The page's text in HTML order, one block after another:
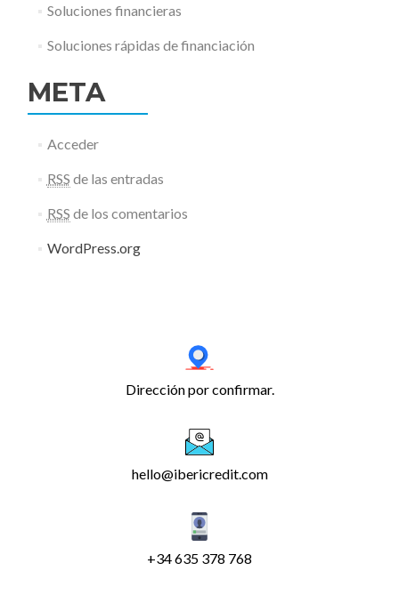
Soluciones financieras
Soluciones rápidas de financiación
META
Acceder
RSS de las entradas
RSS de los comentarios
WordPress.org
Dirección por confirmar.
hello@ibericredit.com
+34 635 378 768